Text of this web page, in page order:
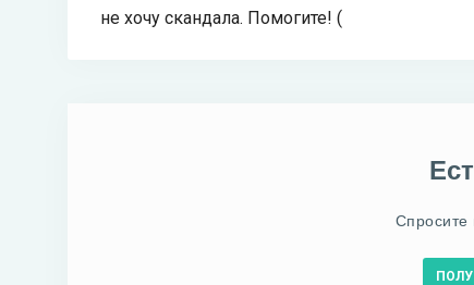
не хочу скандала. Помогите! (
Спросите